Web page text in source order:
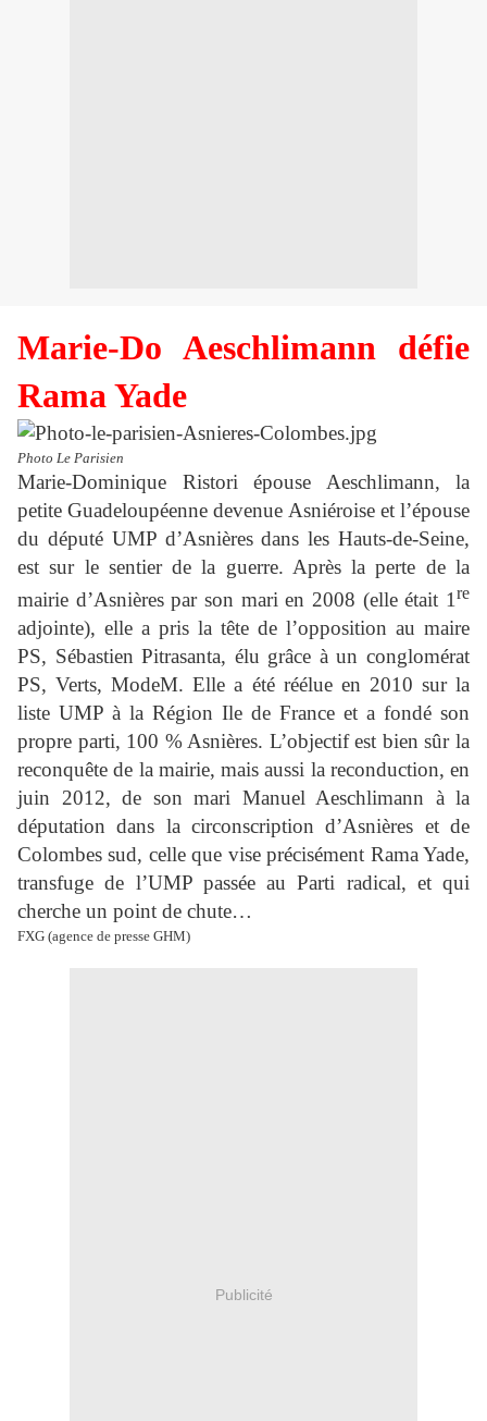
Marie-Do Aeschlimann défie
Rama Yade
Photo Le Parisien
Marie-Dominique Ristori épouse Aeschlimann, la
petite Guadeloupéenne devenue Asniéroise et l’épouse
du député UMP d’Asnières dans les Hauts-de-Seine,
est sur le sentier de la guerre. Après la perte de la
mairie d’Asnières par son mari en 2008 (elle était 1re
adjointe), elle a pris la tête de l’opposition au maire
PS, Sébastien Pitrasanta, élu grâce à un conglomérat
PS, Verts, ModeM. Elle a été réélue en 2010 sur la
liste UMP à la Région Ile de France et a fondé son
propre parti, 100 % Asnières. L’objectif est bien sûr la
reconquête de la mairie, mais aussi la reconduction, en
juin 2012, de son mari Manuel Aeschlimann à la
députation dans la circonscription d’Asnières et de
Colombes sud, celle que vise précisément Rama Yade,
transfuge de l’UMP passée au Parti radical, et qui
cherche un point de chute…
FXG (agence de presse GHM)
Publicité